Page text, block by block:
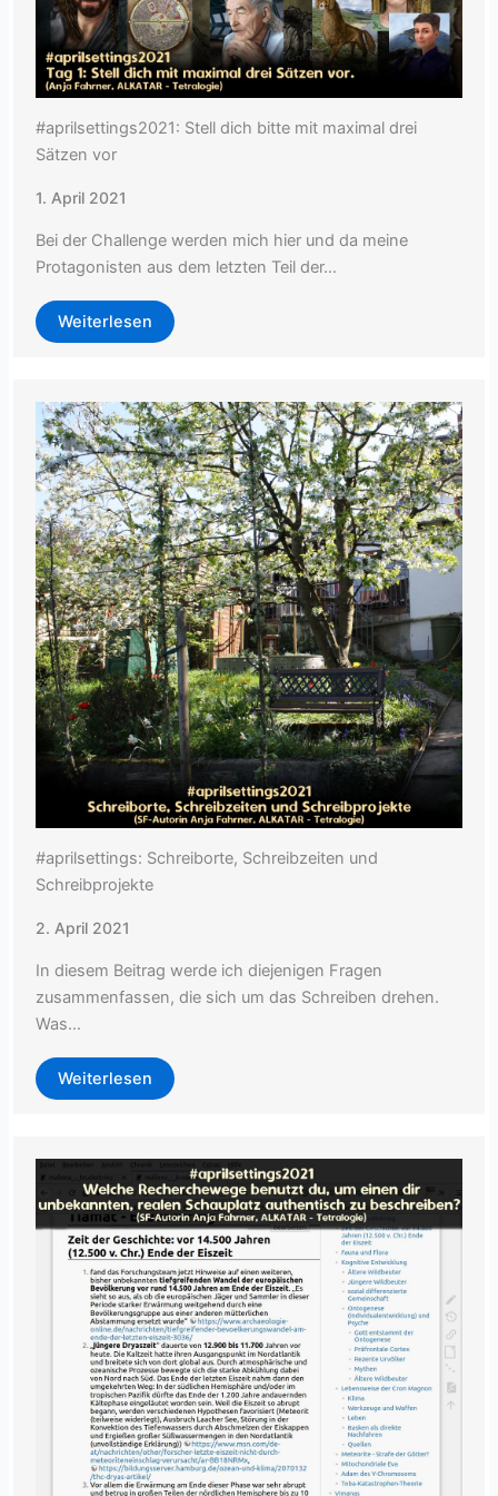
#aprilsettings2021: Stell dich bitte mit maximal drei
Sätzen vor
1. April 2021
Bei der Challenge werden mich hier und da meine
Protagonisten aus dem letzten Teil der…
Weiterlesen
#aprilsettings: Schreiborte, Schreibzeiten und
Schreibprojekte
2. April 2021
In diesem Beitrag werde ich diejenigen Fragen
zusammenfassen, die sich um das Schreiben drehen.
Was…
Weiterlesen